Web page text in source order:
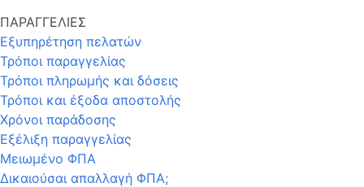
ΠΑΡΑΓΓΕΛΙΕΣ
Εξυπηρέτηση πελατών
Τρόποι παραγγελίας
Τρόποι πληρωμής και δόσεις
Τρόποι και έξοδα αποστολής
Χρόνοι παράδοσης
Εξέλιξη παραγγελίας
Μειωμένο ΦΠΑ
Δικαιούσαι απαλλαγή ΦΠΑ;